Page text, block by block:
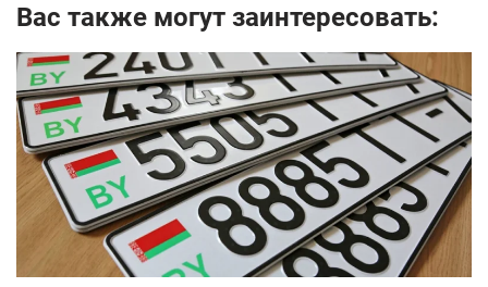
Вас также могут заинтересовать: